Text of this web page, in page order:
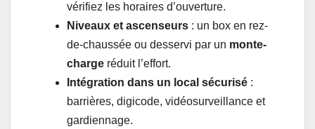
vérifiez les horaires d’ouverture.
Niveaux et ascenseurs : un box en rez-
de-chaussée ou desservi par un monte-
charge réduit l’effort.
Intégration dans un local sécurisé :
barrières, digicode, vidéosurveillance et
gardiennage.